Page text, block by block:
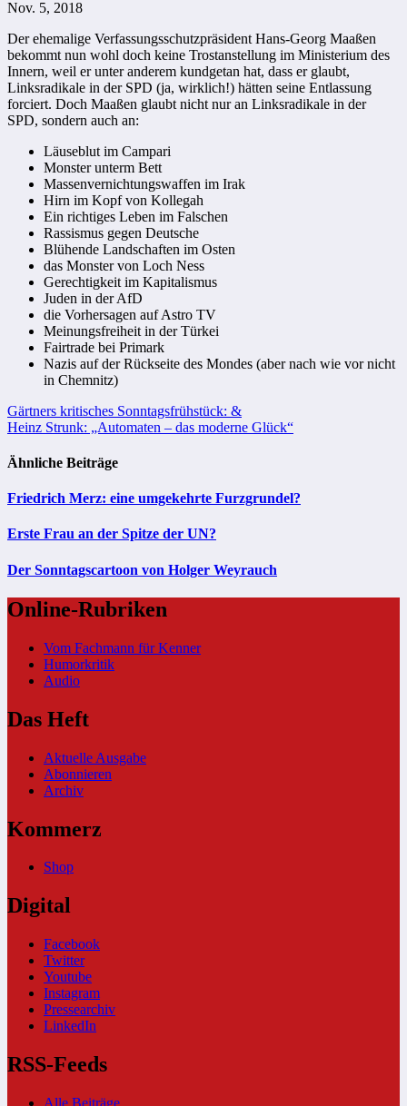
Nov. 5, 2018
Der ehemalige Verfassungsschutzpräsident Hans-Georg Maaßen
bekommt nun wohl doch keine Trostanstellung im Ministerium des
Innern, weil er unter anderem kundgetan hat, dass er glaubt,
Linksradikale in der SPD (ja, wirklich!) hätten seine Entlassung
forciert. Doch Maaßen glaubt nicht nur an Linksradikale in der
SPD, sondern auch an:
Läuseblut im Campari
Monster unterm Bett
Massenvernichtungswaffen im Irak
Hirn im Kopf von Kollegah
Ein richtiges Leben im Falschen
Rassismus gegen Deutsche
Blühende Landschaften im Osten
das Monster von Loch Ness
Gerechtigkeit im Kapitalismus
Juden in der AfD
die Vorhersagen auf Astro TV
Meinungsfreiheit in der Türkei
Fairtrade bei Primark
Nazis auf der Rückseite des Mondes (aber nach wie vor nicht
in Chemnitz)
Beitragsnavigation
Gärtners kritisches Sonntagsfrühstück: &
Heinz Strunk: „Automaten – das moderne Glück“
Ähnliche Beiträge
Friedrich Merz: eine umgekehrte Furzgrundel?
Erste Frau an der Spitze der UN?
Der Sonntagscartoon von Holger Weyrauch
Online-Rubriken
Vom Fachmann für Kenner
Humorkritik
Audio
Das Heft
Aktuelle Ausgabe
Abonnieren
Archiv
Kommerz
Shop
Digital
Facebook
Twitter
Youtube
Instagram
Pressearchiv
LinkedIn
RSS-Feeds
Alle Beiträge